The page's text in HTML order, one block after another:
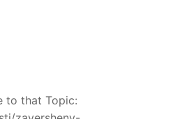
to that Topic: